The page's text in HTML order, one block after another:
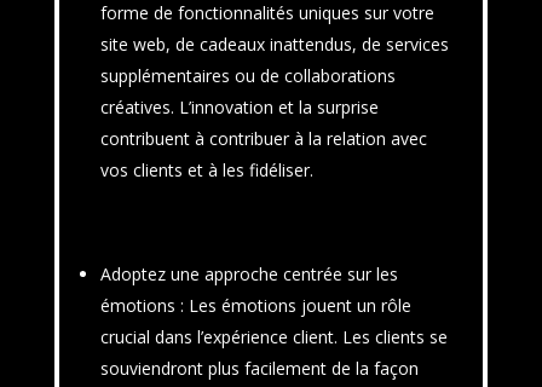
forme de fonctionnalités uniques sur votre
site web, de cadeaux inattendus, de services
supplémentaires ou de collaborations
créatives. L’innovation et la surprise
contribuent à contribuer à la relation avec
vos clients et à les fidéliser.
Adoptez une approche centrée sur les
émotions : Les émotions jouent un rôle
crucial dans l’expérience client. Les clients se
souviendront plus facilement de la façon